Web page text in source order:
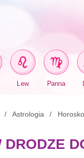
Lew Panna
Astrologia